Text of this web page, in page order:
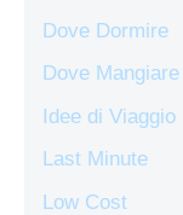
Dove Dormire
Dove Mangiare
Idee di Viaggio
Last Minute
Low Cost